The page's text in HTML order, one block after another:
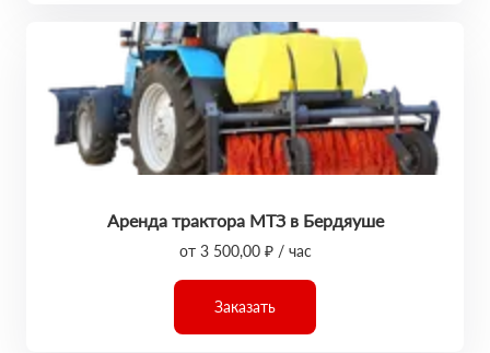
Аренда трактора МТЗ в Бердяуше
от 3 500,00 ₽ / час
Заказать